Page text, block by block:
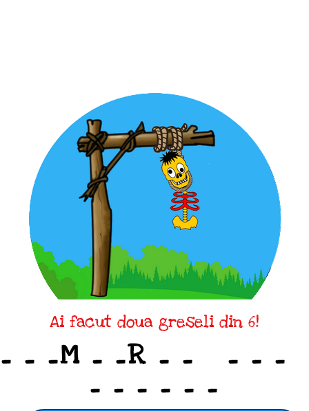
Ai facut doua greseli din 6!
_ _ _M _ _R _ _ _ _ _
_ _ _ _ _ _